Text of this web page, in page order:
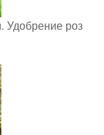
Удобрение роз